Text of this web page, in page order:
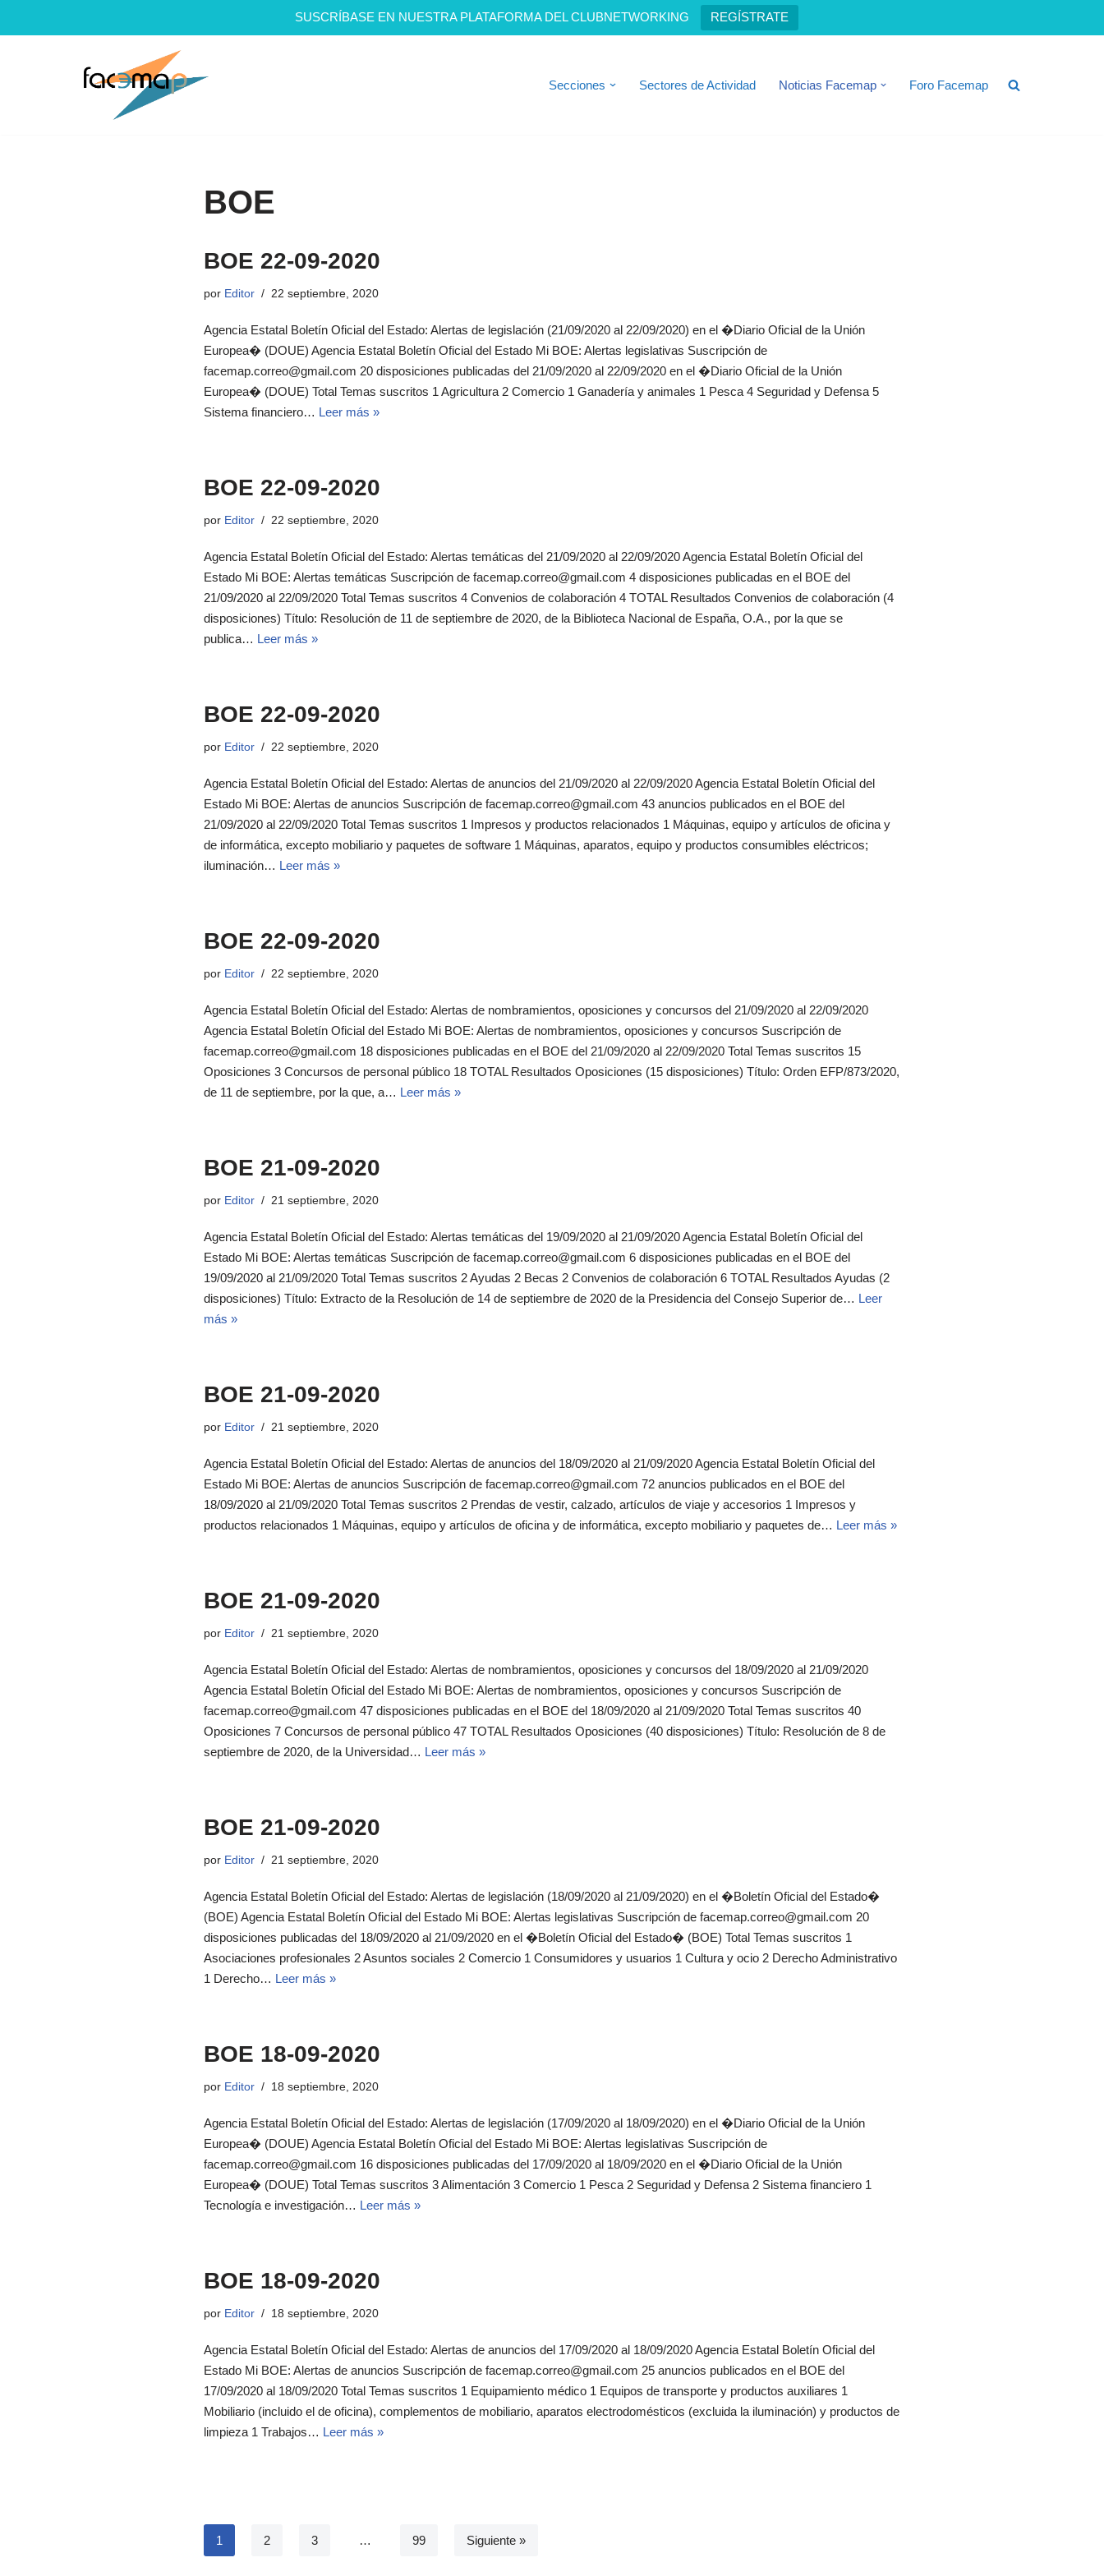
SUSCRÍBASE EN NUESTRA PLATAFORMA DEL CLUBNETWORKING REGÍSTRATE
Secciones Sectores de Actividad Noticias Facemap Foro Facemap
BOE
BOE 22-09-2020
por Editor 22 septiembre, 2020
Agencia Estatal Boletín Oficial del Estado: Alertas de legislación (21/09/2020 al 22/09/2020) en el �Diario Oficial de la Unión
Europea� (DOUE) Agencia Estatal Boletín Oficial del Estado Mi BOE: Alertas legislativas Suscripción de
facemap.correo@gmail.com 20 disposiciones publicadas del 21/09/2020 al 22/09/2020 en el �Diario Oficial de la Unión
Europea� (DOUE) Total Temas suscritos 1 Agricultura 2 Comercio 1 Ganadería y animales 1 Pesca 4 Seguridad y Defensa 5
Sistema financiero… Leer más »
BOE 22-09-2020
por Editor 22 septiembre, 2020
Agencia Estatal Boletín Oficial del Estado: Alertas temáticas del 21/09/2020 al 22/09/2020 Agencia Estatal Boletín Oficial del
Estado Mi BOE: Alertas temáticas Suscripción de facemap.correo@gmail.com 4 disposiciones publicadas en el BOE del
21/09/2020 al 22/09/2020 Total Temas suscritos 4 Convenios de colaboración 4 TOTAL Resultados Convenios de colaboración (4
disposiciones) Título: Resolución de 11 de septiembre de 2020, de la Biblioteca Nacional de España, O.A., por la que se
publica… Leer más »
BOE 22-09-2020
por Editor 22 septiembre, 2020
Agencia Estatal Boletín Oficial del Estado: Alertas de anuncios del 21/09/2020 al 22/09/2020 Agencia Estatal Boletín Oficial del
Estado Mi BOE: Alertas de anuncios Suscripción de facemap.correo@gmail.com 43 anuncios publicados en el BOE del
21/09/2020 al 22/09/2020 Total Temas suscritos 1 Impresos y productos relacionados 1 Máquinas, equipo y artículos de oficina y
de informática, excepto mobiliario y paquetes de software 1 Máquinas, aparatos, equipo y productos consumibles eléctricos;
iluminación… Leer más »
BOE 22-09-2020
por Editor 22 septiembre, 2020
Agencia Estatal Boletín Oficial del Estado: Alertas de nombramientos, oposiciones y concursos del 21/09/2020 al 22/09/2020
Agencia Estatal Boletín Oficial del Estado Mi BOE: Alertas de nombramientos, oposiciones y concursos Suscripción de
facemap.correo@gmail.com 18 disposiciones publicadas en el BOE del 21/09/2020 al 22/09/2020 Total Temas suscritos 15
Oposiciones 3 Concursos de personal público 18 TOTAL Resultados Oposiciones (15 disposiciones) Título: Orden EFP/873/2020,
de 11 de septiembre, por la que, a… Leer más »
BOE 21-09-2020
por Editor 21 septiembre, 2020
Agencia Estatal Boletín Oficial del Estado: Alertas temáticas del 19/09/2020 al 21/09/2020 Agencia Estatal Boletín Oficial del
Estado Mi BOE: Alertas temáticas Suscripción de facemap.correo@gmail.com 6 disposiciones publicadas en el BOE del
19/09/2020 al 21/09/2020 Total Temas suscritos 2 Ayudas 2 Becas 2 Convenios de colaboración 6 TOTAL Resultados Ayudas (2
disposiciones) Título: Extracto de la Resolución de 14 de septiembre de 2020 de la Presidencia del Consejo Superior de… Leer
más »
BOE 21-09-2020
por Editor 21 septiembre, 2020
Agencia Estatal Boletín Oficial del Estado: Alertas de anuncios del 18/09/2020 al 21/09/2020 Agencia Estatal Boletín Oficial del
Estado Mi BOE: Alertas de anuncios Suscripción de facemap.correo@gmail.com 72 anuncios publicados en el BOE del
18/09/2020 al 21/09/2020 Total Temas suscritos 2 Prendas de vestir, calzado, artículos de viaje y accesorios 1 Impresos y
productos relacionados 1 Máquinas, equipo y artículos de oficina y de informática, excepto mobiliario y paquetes de… Leer más »
BOE 21-09-2020
por Editor 21 septiembre, 2020
Agencia Estatal Boletín Oficial del Estado: Alertas de nombramientos, oposiciones y concursos del 18/09/2020 al 21/09/2020
Agencia Estatal Boletín Oficial del Estado Mi BOE: Alertas de nombramientos, oposiciones y concursos Suscripción de
facemap.correo@gmail.com 47 disposiciones publicadas en el BOE del 18/09/2020 al 21/09/2020 Total Temas suscritos 40
Oposiciones 7 Concursos de personal público 47 TOTAL Resultados Oposiciones (40 disposiciones) Título: Resolución de 8 de
septiembre de 2020, de la Universidad… Leer más »
BOE 21-09-2020
por Editor 21 septiembre, 2020
Agencia Estatal Boletín Oficial del Estado: Alertas de legislación (18/09/2020 al 21/09/2020) en el �Boletín Oficial del Estado�
(BOE) Agencia Estatal Boletín Oficial del Estado Mi BOE: Alertas legislativas Suscripción de facemap.correo@gmail.com 20
disposiciones publicadas del 18/09/2020 al 21/09/2020 en el �Boletín Oficial del Estado� (BOE) Total Temas suscritos 1
Asociaciones profesionales 2 Asuntos sociales 2 Comercio 1 Consumidores y usuarios 1 Cultura y ocio 2 Derecho Administrativo
1 Derecho… Leer más »
BOE 18-09-2020
por Editor 18 septiembre, 2020
Agencia Estatal Boletín Oficial del Estado: Alertas de legislación (17/09/2020 al 18/09/2020) en el �Diario Oficial de la Unión
Europea� (DOUE) Agencia Estatal Boletín Oficial del Estado Mi BOE: Alertas legislativas Suscripción de
facemap.correo@gmail.com 16 disposiciones publicadas del 17/09/2020 al 18/09/2020 en el �Diario Oficial de la Unión
Europea� (DOUE) Total Temas suscritos 3 Alimentación 3 Comercio 1 Pesca 2 Seguridad y Defensa 2 Sistema financiero 1
Tecnología e investigación… Leer más »
BOE 18-09-2020
por Editor 18 septiembre, 2020
Agencia Estatal Boletín Oficial del Estado: Alertas de anuncios del 17/09/2020 al 18/09/2020 Agencia Estatal Boletín Oficial del
Estado Mi BOE: Alertas de anuncios Suscripción de facemap.correo@gmail.com 25 anuncios publicados en el BOE del
17/09/2020 al 18/09/2020 Total Temas suscritos 1 Equipamiento médico 1 Equipos de transporte y productos auxiliares 1
Mobiliario (incluido el de oficina), complementos de mobiliario, aparatos electrodomésticos (excluida la iluminación) y productos de
limpieza 1 Trabajos… Leer más »
1 2 3 … 99 Siguiente »